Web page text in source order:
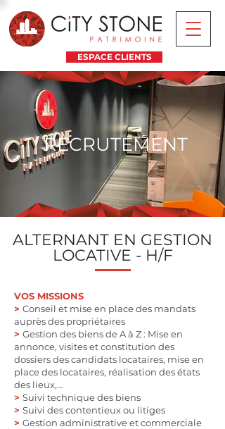
ESPACE CLIENTS
RECRUTEMENT
​​ALTERNANT EN GESTION
LOCATIVE - H/F
VOS MISSIONS
> Conseil et mise en place des mandats
auprès des propriétaires
> Gestion des biens de A à Z : Mise en
annonce, visites et constitution des
dossiers des candidats locataires, mise en
place des locataires, réalisation des états
des lieux,…
> Suivi technique des biens
> Suivi des contentieux ou litiges
> Gestion administrative et commerciale